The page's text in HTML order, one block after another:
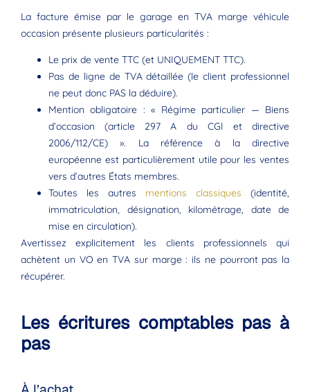
La facture émise par le garage en TVA marge véhicule
occasion présente plusieurs particularités :
Le prix de vente TTC (et UNIQUEMENT TTC).
Pas de ligne de TVA détaillée (le client professionnel
ne peut donc PAS la déduire).
Mention obligatoire : « Régime particulier — Biens
d’occasion (article 297 A du CGI et directive
2006/112/CE) ». La référence à la directive
européenne est particulièrement utile pour les ventes
vers d’autres États membres.
Toutes les autres mentions classiques (identité,
immatriculation, désignation, kilométrage, date de
mise en circulation).
Avertissez explicitement les clients professionnels qui
achètent un VO en TVA sur marge : ils ne pourront pas la
récupérer.
Les écritures comptables pas à
pas